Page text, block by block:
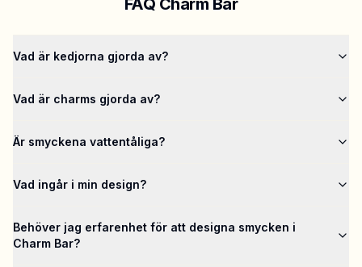
Vad är kedjorna gjorda av?
Vad är charms gjorda av?
Är smyckena vattentåliga?
Vad ingår i min design?
Behöver jag erfarenhet för att designa smycken i
Charm Bar?